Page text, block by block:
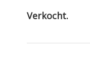
Verkocht.